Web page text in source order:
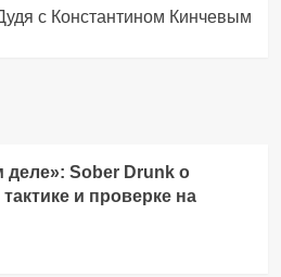
с Константином Кинчевым
Sober Drunk о
и проверке на